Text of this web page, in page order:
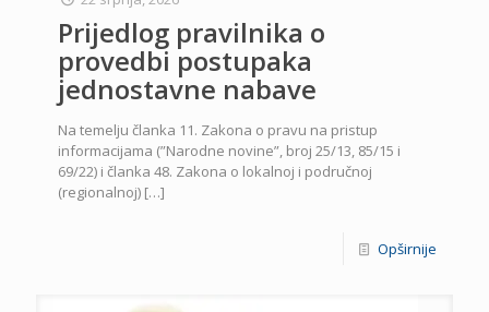
Prijedlog pravilnika o
provedbi postupaka
jednostavne nabave
Na temelju članka 11. Zakona o pravu na pristup
informacijama (”Narodne novine”, broj 25/13, 85/15 i
69/22) i članka 48. Zakona o lokalnoj i područnoj
(regionalnoj) […]
Opširnije